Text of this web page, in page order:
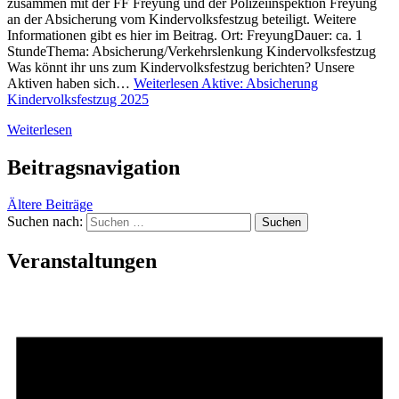
an der Absicherung vom Kindervolksfestzug beteiligt. Weitere
Informationen gibt es hier im Beitrag. Ort: FreyungDauer: ca. 1
StundeThema: Absicherung/Verkehrslenkung Kindervolksfestzug
Was könnt ihr uns zum Kindervolksfestzug berichten? Unsere
Aktiven haben sich… Weiterlesen Aktive: Absicherung
Kindervolksfestzug 2025
Weiterlesen
Beitragsnavigation
Ältere Beiträge
Suchen nach:
Veranstaltungen